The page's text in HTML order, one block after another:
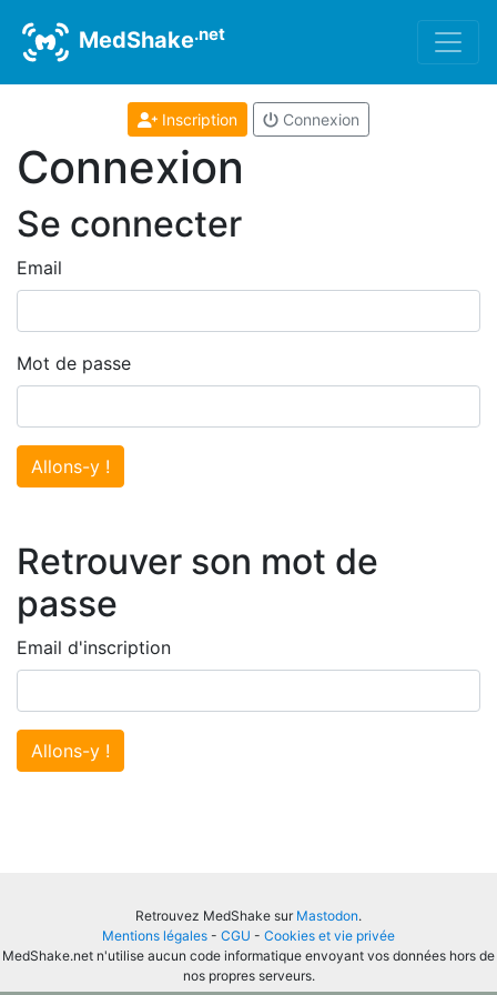
MedShake.net
Inscription Connexion
Connexion
Se connecter
Email
Mot de passe
Allons-y !
Retrouver son mot de
passe
Email d'inscription
Allons-y !
Retrouvez MedShake sur Mastodon.
Mentions légales - CGU - Cookies et vie privée
MedShake.net n'utilise aucun code informatique envoyant vos données hors de
nos propres serveurs.